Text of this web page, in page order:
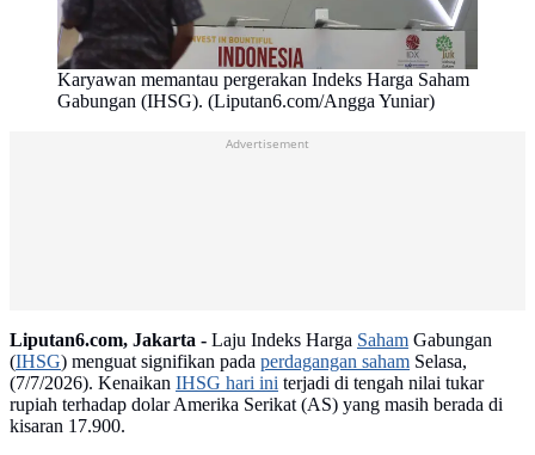
Karyawan memantau pergerakan Indeks Harga Saham
Gabungan (IHSG). (Liputan6.com/Angga Yuniar)
Advertisement
Liputan6.com, Jakarta - Laju Indeks Harga Saham Gabungan
(IHSG) menguat signifikan pada perdagangan saham Selasa,
(7/7/2026). Kenaikan IHSG hari ini terjadi di tengah nilai tukar
rupiah terhadap dolar Amerika Serikat (AS) yang masih berada di
kisaran 17.900.